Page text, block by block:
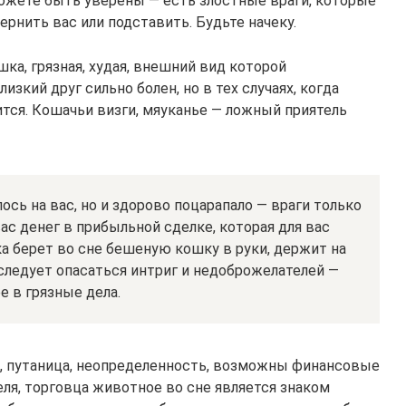
вас или подставить. Будьте начеку.
грязная, худая, внешний вид которой
друг сильно болен, но в тех случаях, когда
Кошачьи визги, мяуканье — ложный приятель
на вас, но и здорово поцарапало — враги только
денег в прибыльной сделке, которая для вас
берет во сне бешеную кошку в руки, держит на
опасаться интриг и недоброжелателей —
в грязные дела.
неопределенность, возможны финансовые
торговца животное во сне является знаком